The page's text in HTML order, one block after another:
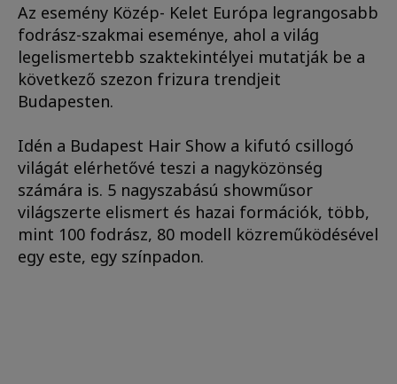
Az esemény Közép- Kelet Európa legrangosabb
fodrász-szakmai eseménye, ahol a világ
legelismertebb szaktekintélyei mutatják be a
következő szezon frizura trendjeit
Budapesten.
Idén a Budapest Hair Show a kifutó csillogó
világát elérhetővé teszi a nagyközönség
számára is. 5 nagyszabású showműsor
világszerte elismert és hazai formációk, több,
mint 100 fodrász, 80 modell közreműködésével
egy este, egy színpadon.